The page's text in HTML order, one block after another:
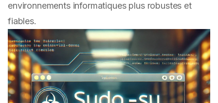
environnements informatiques plus robustes et
fiables.